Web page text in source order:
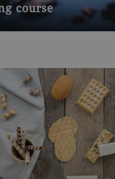
course